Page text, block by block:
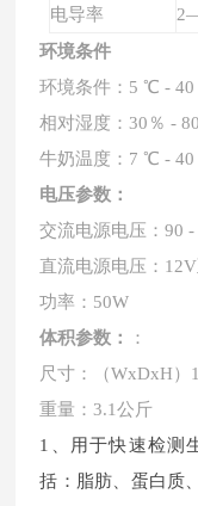
电导率
环境条件
环境条件：5 ℃ -
相对湿度：30％ -
牛奶温度：7 ℃ -
电压参数：
交流电源电压：90 -
直流电源电压：
功率：50W
体积参数：
：
尺寸：（WxDxH）
重量：3.1公斤
1、用于快速检测
括：脂肪、蛋白质